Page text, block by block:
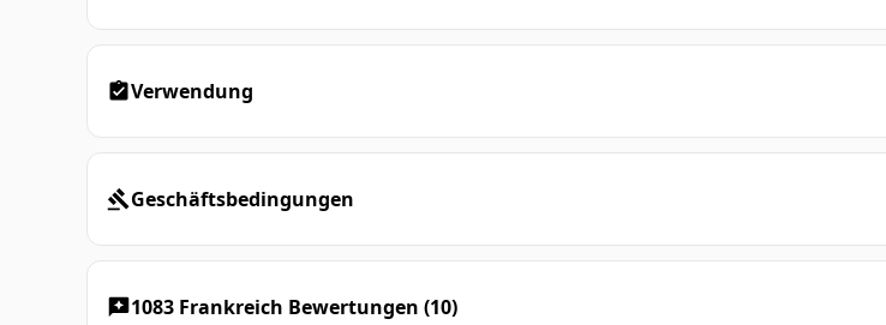
Verwendung
Geschäftsbedingungen
1083 Frankreich Bewertungen (10)